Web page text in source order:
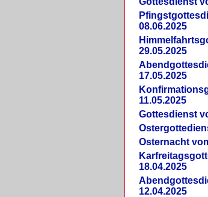
08.06.2025
29.05.2025
17.05.2025
11.05.2025
Gottesdienst
Osternacht
18.04.2025
12.04.2025